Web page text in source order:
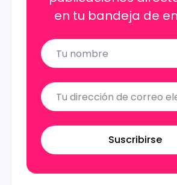
en tu bandeja de
Name
Email
Suscribirse